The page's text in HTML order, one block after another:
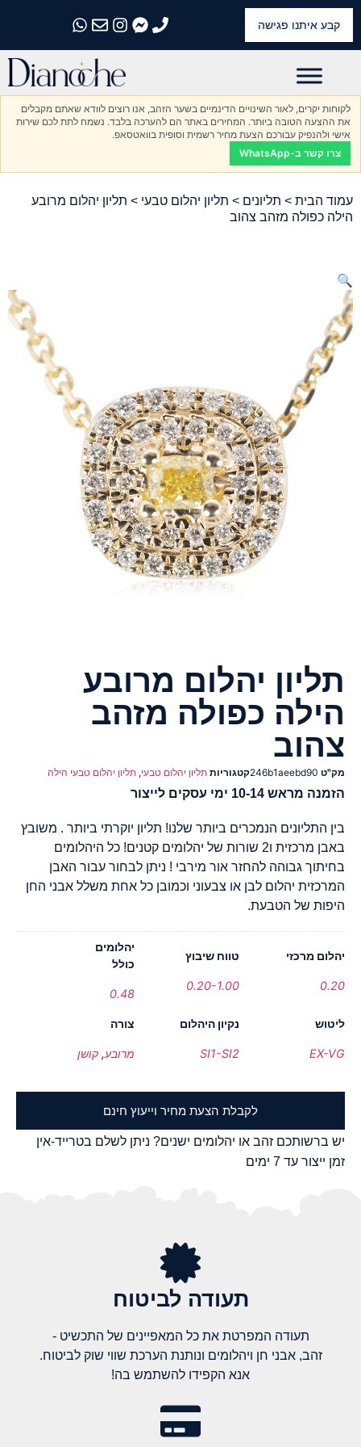
קבע איתנו פגישה
התקשרו אלינו
התקשרו אלינו
התקשרו אלינו
התקשרו אלינו
התקשרו אלינו
לקוחות יקרים, לאור השינויים הדינמיים בשער הזהב, אנו רוצים לוודא שאתם מקבלים
את ההצעה הטובה ביותר. המחירים באתר הם להערכה בלבד. נשמח לתת לכם שירות
אישי ולהנפיק עבורכם הצעת מחיר רשמית וסופית בוואטסאפ.
צרו קשר ב-WhatsApp
עמוד הבית > תליונים > תליון יהלום טבעי > תליון יהלום מרובע
הילה כפולה מזהב צהוב
🔍
תליון יהלום מרובע
הילה כפולה מזהב
צהוב
מק"ט 246b1aeebd90קטגוריות תליון יהלום טבעי, תליון יהלום טבעי הילה
הזמנה מראש 10-14 ימי עסקים לייצור
בין התליונים הנמכרים ביותר שלנו! תליון יוקרתי ביותר . משובץ
באבן מרכזית ו2 שורות של יהלומים קטנים! כל היהלומים
בחיתוך גבוהה להחזר אור מירבי ! ניתן לבחור עבור האבן
המרכזית יהלום לבן או צבעוני וכמובן כל אחת משלל אבני החן
היפות של הטבעת.
יהלום מרכזי
0.20
טווח שיבוץ
0.20-1.00
יהלומים
כולל
0.48
ליטוש
EX-VG
נקיון היהלום
SI1-SI2
צורה
מרובע,קושן
לקבלת הצעת מחיר וייעוץ חינם
יש ברשותכם זהב או יהלומים ישנים? ניתן לשלם בטרייד-אין
זמן ייצור עד 7 ימים
תעודה לביטוח
תעודה המפרטת את כל המאפיינים של התכשיט -
זהב, אבני חן ויהלומים ונותנת הערכת שווי שוק לביטוח.
אנא הקפידו להשתמש בה!